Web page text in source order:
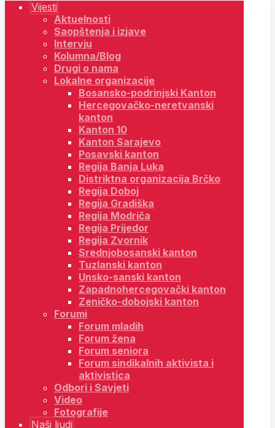
Vijesti
Aktuelnosti
Saopštenja i izjave
Intervju
Kolumna/Blog
Drugi o nama
Lokalne organizacije
Bosansko-podrinjski Kanton
Hercegovačko-neretvanski
kanton
Kanton 10
Kanton Sarajevo
Posavski kanton
Regija Banja Luka
Distriktna organizacija Brčko
Regija Doboj
Regija Gradiška
Regija Modriča
Regija Prijedor
Regija Zvornik
Srednjobosanski kanton
Tuzlanski kanton
Unsko-sanski kanton
Zapadnohercegovački kanton
Zeničko-dobojski kanton
Forumi
Forum mladih
Forum žena
Forum seniora
Forum sindikalnih aktivista i
aktivistica
Odbori i Savjeti
Video
Fotografije
Naši ljudi